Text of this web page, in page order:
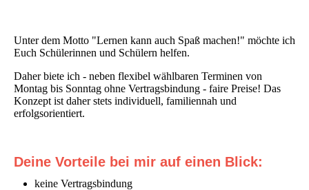
Unter dem Motto "Lernen kann auch Spaß machen!" möchte ich
Euch Schülerinnen und Schülern helfen.
Daher biete ich - neben flexibel wählbaren Terminen von
Montag bis Sonntag ohne Vertragsbindung - faire Preise! Das
Konzept ist daher stets individuell, familiennah und
erfolgsorientiert.
Deine Vorteile bei mir auf einen Blick:
keine Vertragsbindung